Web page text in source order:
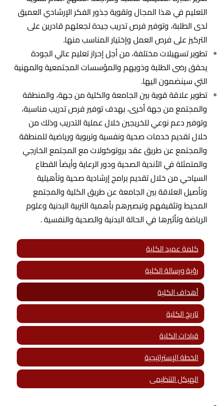
التعليم في هذا المجال وتقوية جذور الفكر الإرشادي العميق
لدى الطلبة، وتوفير فرص تدريب جيدة لجعلهم قادرين على
التركيز على فرص العمل وإختيار المناسب منها.
تطوير تسهيلات مختلفة، من أجل إحراز تعليم عالي الجودة
يحقق رضى الطلبة وذويهم والمؤسسات المجتمعية والمهنية
التي سينضمون اليها.
تطوير علاقة قوية بين الجامعة والكلية من جهة، والمنطقة
والمجتمع من جهة أخرى، بهدف توفير فرص تدريب مناسبة،
وتوفير دعم نوعي للخريجين خلال عملية التدريب وذلك من
خلال تقديم خدمات صحية ونفسية وتربوية ورياضية للمنطقة
والمجتمع عن طريق عقد بروتوكولات مع المجتمع الخارجي
والمتمثلة في الأندية الصحية ودور الرعاية وأيضاً القطاع
السياحي من خلال تقديم برامج إرشادية صحية وتأهيلية
وتأصيل العلاقة بين الجامعة عن طريق الكلية والمجتمع
المحيط وتثقيفهم وتبصيرهم بأهمية التربية البدنية وعلوم
الرياضة وتأثيرها في الحالة البدنية والصحية والنفسية .
كلمة عميد الكلية
رؤية ورسالة الكلية
أهداف الكلية
تاريخ الكلية
قيادات الكلية
الخطة الإستراتيجية
الهيكل التنظيمى